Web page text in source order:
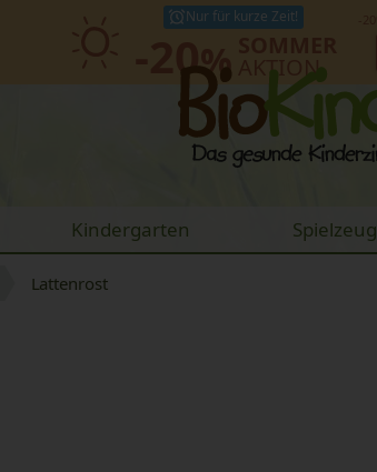
Nur für kurze Zeit!
-20% AKTION
Kindergarten Spielzeug
Lattenrost